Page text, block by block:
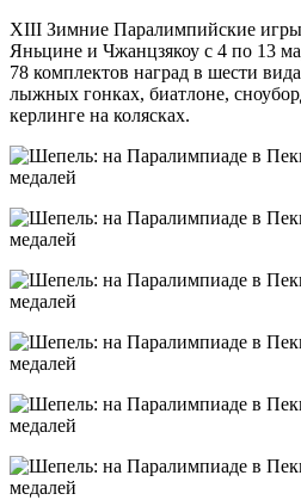
XIII Зимние Паралимпийские
Яньцине и Чжанцзякоу с 4 по 13
78 комплектов наград в шести
лыжных гонках, биатлоне,
керлинге на колясках.